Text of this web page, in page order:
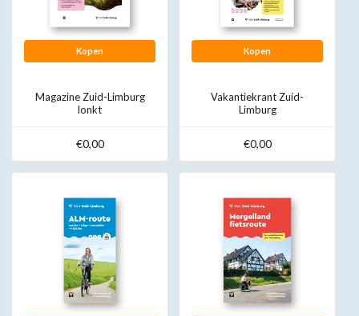
Kopen
Magazine Zuid-Limburg
lonkt
€0,00
Kopen
Vakantiekrant Zuid-
Limburg
€0,00